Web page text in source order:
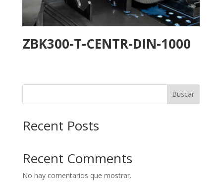
ZBK300-T-CENTR-DIN-1000
Buscar
Recent Posts
Recent Comments
No hay comentarios que mostrar.